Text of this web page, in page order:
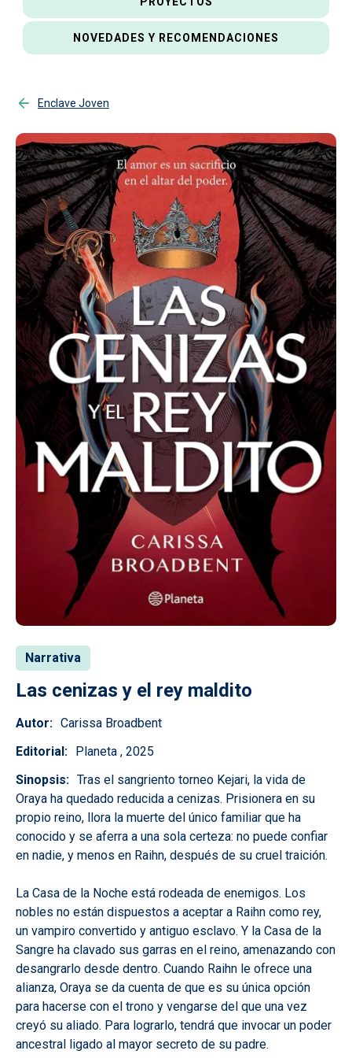
NOVEDADES Y RECOMENDACIONES
Enclave Joven
Narrativa
Las cenizas y el rey maldito
Autor
Carissa Broadbent
Editorial
Planeta , 2025
Sinopsis
Tras el sangriento torneo Kejari, la vida de
Oraya ha quedado reducida a cenizas. Prisionera en su
propio reino, llora la muerte del único familiar que ha
conocido y se aferra a una sola certeza: no puede confiar
en nadie, y menos en Raihn, después de su cruel traición.
La Casa de la Noche está rodeada de enemigos. Los
nobles no están dispuestos a aceptar a Raihn como rey,
un vampiro convertido y antiguo esclavo. Y la Casa de la
Sangre ha clavado sus garras en el reino, amenazando con
desangrarlo desde dentro. Cuando Raihn le ofrece una
alianza, Oraya se da cuenta de que es su única opción
para hacerse con el trono y vengarse del que una vez
creyó su aliado. Para lograrlo, tendrá que invocar un poder
ancestral ligado al mayor secreto de su padre.